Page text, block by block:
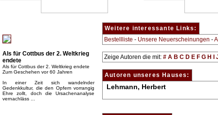
Als für Cottbus der 2. Weltkrieg
endete
Als für Cottbus der 2. Weltkrieg endete
Zum Geschehen vor 60 Jahren
In einer Zeit sich wandelnder
Gedenkkultur, die den Opfern vorrangig
Ehre zollt, doch die Ursachenanalyse
vernachläss ...
Weitere interessante Links:
Bestellliste - Unsere Neuerscheinungen -
Zeige Autoren die mit: # A B C D E F G H
Autoren unseres Hauses:
Lehmann, Herbert